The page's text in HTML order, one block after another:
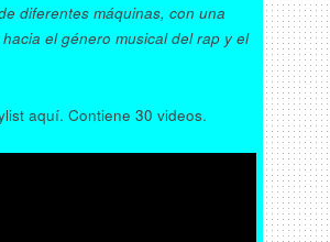
diferentes máquinas, con una
el género musical del rap y el
aquí. Contiene 30 videos.